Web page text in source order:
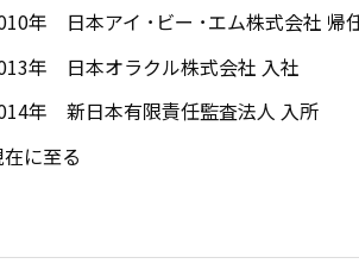
年 日本アイ ･ビー ･エム株式会社 帰
年 日本オラクル株式会社 入社
年 新日本有限責任監査法人 入所
に至る